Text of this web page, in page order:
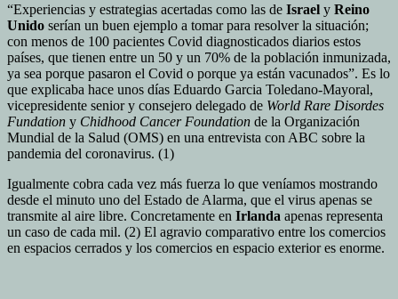
“Experiencias y estrategias acertadas como las de Israel y Reino
Unido serían un buen ejemplo a tomar para resolver la situación;
con menos de 100 pacientes Covid diagnosticados diarios estos
países, que tienen entre un 50 y un 70% de la población inmunizada,
ya sea porque pasaron el Covid o porque ya están vacunados”. Es lo
que explicaba hace unos días Eduardo Garcia Toledano-Mayoral,
vicepresidente senior y consejero delegado de World Rare Disordes
Fundation y Chidhood Cancer Foundation de la Organización
Mundial de la Salud (OMS) en una entrevista con ABC sobre la
pandemia del coronavirus. (1)
Igualmente cobra cada vez más fuerza lo que veníamos mostrando
desde el minuto uno del Estado de Alarma, que el virus apenas se
transmite al aire libre. Concretamente en Irlanda apenas representa
un caso de cada mil. (2) El agravio comparativo entre los comercios
en espacios cerrados y los comercios en espacio exterior es enorme.